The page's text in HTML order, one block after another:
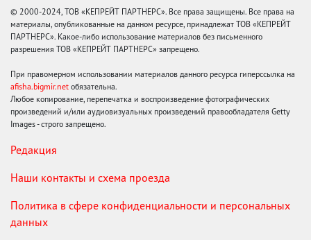
© 2000-2024, ТОВ «КЕПРЕЙТ ПАРТНЕРС». Все права защищены. Все права на
материалы, опубликованные на данном ресурсе, принадлежат ТОВ «КЕПРЕЙТ
ПАРТНЕРС». Какое-либо использование материалов без письменного
разрешения ТОВ «КЕПРЕЙТ ПАРТНЕРС» запрещено.
При правомерном использовании материалов данного ресурса гиперссылка на
afisha.bigmir.net обязательна.
Любое копирование, перепечатка и воспроизведение фотографических
произведений и/или аудиовизуальных произведений правообладателя Getty
Images - строго запрещено.
Редакция
Наши контакты и схема проезда
Политика в сфере конфиденциальности и персональных
данных